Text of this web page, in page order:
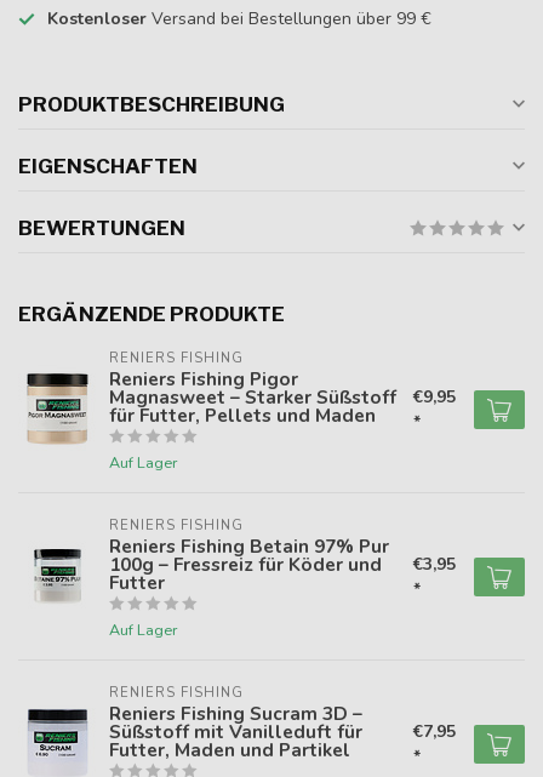
Kostenloser Versand bei Bestellungen über 99 €
PRODUKTBESCHREIBUNG
EIGENSCHAFTEN
BEWERTUNGEN
ERGÄNZENDE PRODUKTE
RENIERS FISHING
Reniers Fishing Pigor
Magnasweet – Starker Süßstoff
für Futter, Pellets und Maden
Auf Lager
€9,95
*
RENIERS FISHING
Reniers Fishing Betain 97% Pur
100g – Fressreiz für Köder und
Futter
Auf Lager
€3,95
*
RENIERS FISHING
Reniers Fishing Sucram 3D –
Süßstoff mit Vanilleduft für
Futter, Maden und Partikel
€7,95
*